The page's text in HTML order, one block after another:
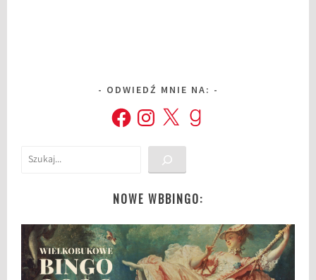
ODWIEDŹ MNIE NA:
FacebookInstagram
X Goodreads
Szukaj
NOWE WBBINGO: